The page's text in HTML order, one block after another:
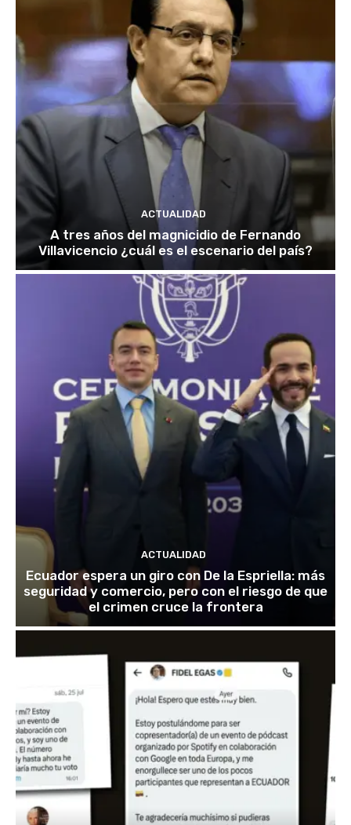
ACTUALIDAD
A tres años del magnicidio de Fernando
Villavicencio ¿cuál es el escenario del país?
ACTUALIDAD
Ecuador espera un giro con De la Espriella: más
seguridad y comercio, pero con el riesgo de que
el crimen cruce la frontera